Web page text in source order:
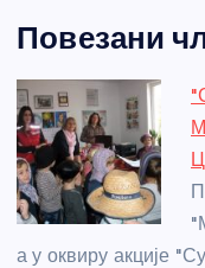
c
e
b
o
o
k
ss
e
n
g
er
itt
er
Повезани
а у оквиру акције